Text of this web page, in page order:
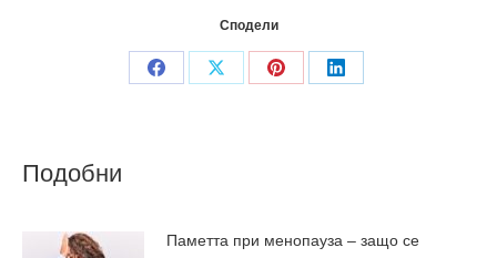
Сподели
Share
Share
Share
Share
Подобни
Паметта при менопауза – защо се